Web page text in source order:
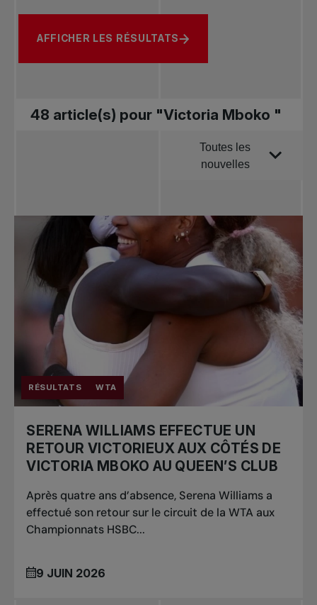
AFFICHER LES RÉSULTATS
48 article(s) pour "Victoria Mboko "
Trier parToutes les
nouvelles
nouvelles
Tennis
professionnel
Redéfinir le jeu
RÉSULTATS WTA
SERENA WILLIAMS EFFECTUE UN
RETOUR VICTORIEUX AUX CÔTÉS DE
VICTORIA MBOKO AU QUEEN’S CLUB
Après quatre ans d’absence, Serena Williams a
effectué son retour sur le circuit de la WTA aux
Championnats HSBC...
9 JUIN 2026